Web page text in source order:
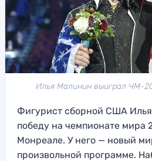
Илья Малинин выиграл ЧМ-
Фигурист сборной США
победу на чемпионате мира
Монреале. У него — новый
произвольной программе.